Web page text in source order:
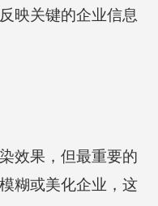
映关键的企业信息
效果，但最重要的
糊或美化企业，这